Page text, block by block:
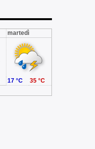
martedì
17 °C 35 °C